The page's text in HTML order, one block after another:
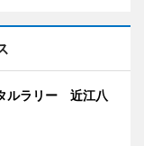
ルラリー 近江八